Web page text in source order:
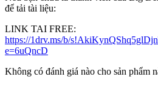
để tải tài liệu:
LINK TAI FREE:
https://1drv.ms/b/
e=6uQncD
Không có đánh giá nào cho sản phẩm